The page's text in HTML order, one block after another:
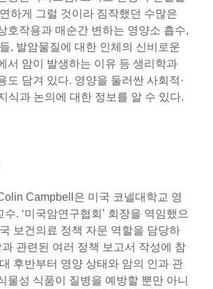
하게 그럴 것이라 짐작했던 수많은
호작용과 매순간 변하는 영양소 흡수,
, 발암물질에 대한 인체의 신비로운
서 암이 발생하는 이유 등 생리학과
도 담겨 있다. 영양을 둘러싼 사회적·
식과 논의에 대한 정보를 알 수 있다.
Campbell은 미국 코넬대학교 영
. ‘미국암연구협회’ 회장을 역임했으
보건의료 정책 자문 역할을 담당하
관련된 여러 정책 보고서 작성에 참
후반부터 영양 상태와 암의 인과 관
물성 식품이 질병을 예방할 뿐만 아니